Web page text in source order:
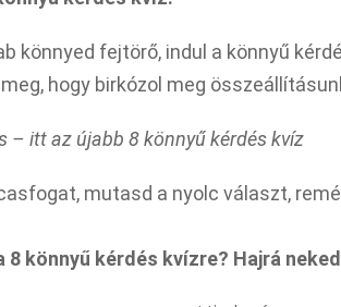
könnyed fejtörő, indul a könnyű
hogy birkózol meg
– itt az újabb 8 könnyű kérdés kvíz
mutasd a nyolc választ,
8 könnyű kérdés kvízre? Hajrá